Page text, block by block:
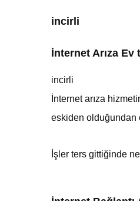
incirli
İnternet Arıza
incirli
İnternet arıza
eskiden olduğundan
İşler ters gittiğinde